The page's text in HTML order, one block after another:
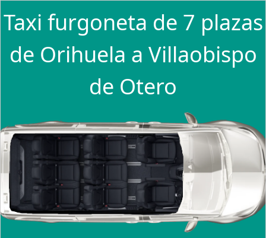
Taxi furgoneta de 7 plazas
de Orihuela a Villaobispo
de Otero